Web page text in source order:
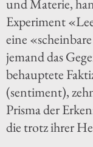
und Materie,
Experiment
eine
jemand das
behauptete
(sentiment),
Prisma der
die trotz ihrer